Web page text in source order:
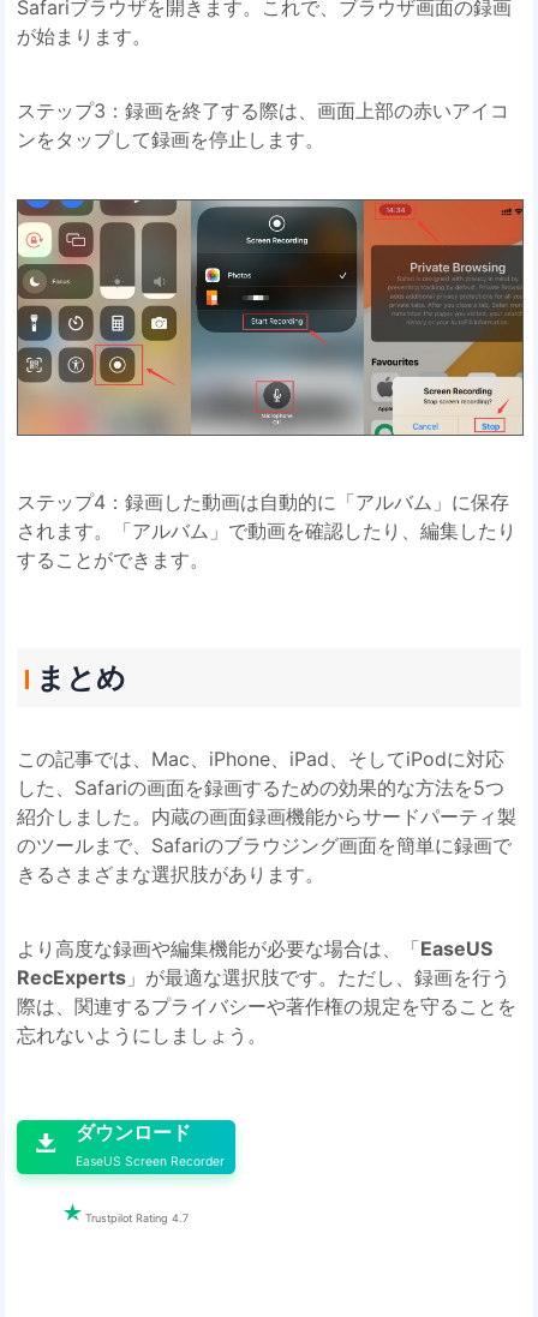
Safariブラウザを開きます。これで、ブラウザ画面の録画
が始まります。
ステップ3：録画を終了する際は、画面上部の赤いアイコ
ンをタップして録画を停止します。
ステップ4：録画した動画は自動的に「アルバム」に保存
されます。「アルバム」で動画を確認したり、編集したり
することができます。
まとめ
この記事では、Mac、iPhone、iPad、そしてiPodに対応
した、Safariの画面を録画するための効果的な方法を5つ
紹介しました。内蔵の画面録画機能からサードパーティ製
のツールまで、Safariのブラウジング画面を簡単に録画で
きるさまざまな選択肢があります。
より高度な録画や編集機能が必要な場合は、「EaseUS
RecExperts 」が最適な選択肢です。ただし、録画を行う
際は、関連するプライバシーや著作権の規定を守ることを
忘れないようにしましょう。
 ダウンロード
EaseUS Screen Recorder
 Trustpilot Rating 4.7